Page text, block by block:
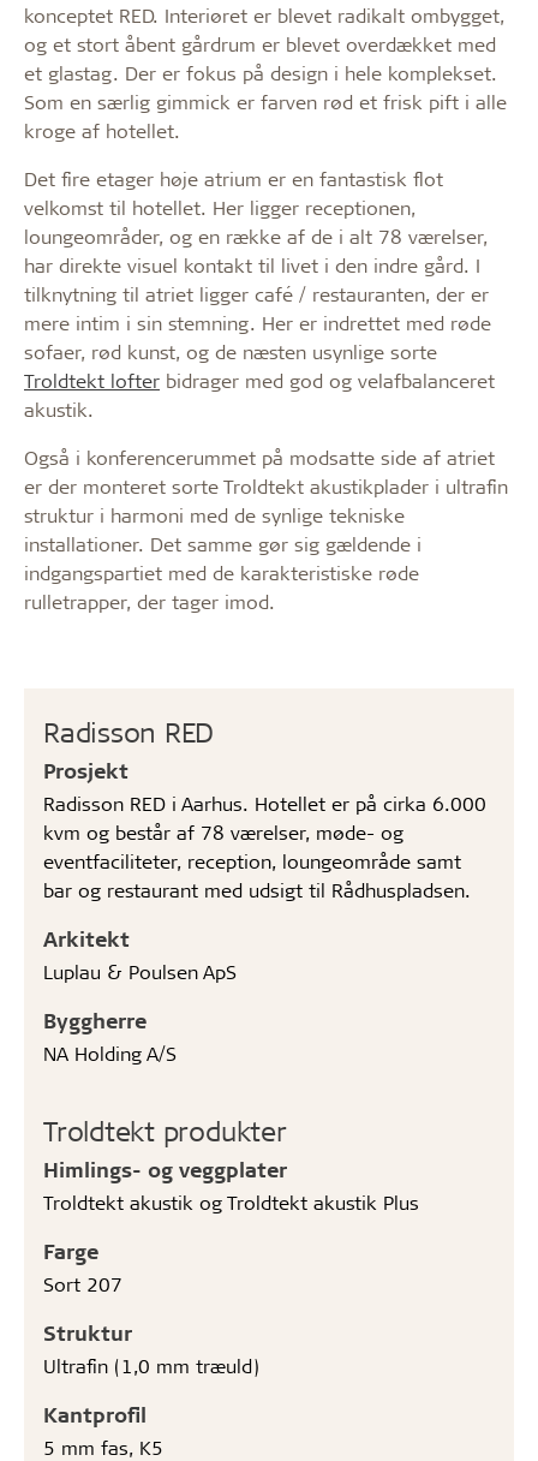
Radisson RED
Prosjekt
Radisson RED i Aarhus. Hotellet er på cirka 6.000
kvm og består af 78 værelser, møde- og
eventfaciliteter, reception, loungeområde samt
bar og restaurant med udsigt til Rådhuspladsen.
Arkitekt
Luplau & Poulsen ApS
Byggherre
NA Holding A/S
Troldtekt produkter
Himlings- og veggplater
Troldtekt akustik og Troldtekt akustik Plus
Farge
Sort 207
Struktur
Ultrafin (1,0 mm træuld)
Kantprofil
5 mm fas, K5
konceptet RED. Interiøret er blevet radikalt ombygget,
og et stort åbent gårdrum er blevet overdækket med
et glastag. Der er fokus på design i hele komplekset.
Som en særlig gimmick er farven rød et frisk pift i alle
kroge af hotellet.
Det fire etager høje atrium er en fantastisk flot
velkomst til hotellet. Her ligger receptionen,
loungeområder, og en række af de i alt 78 værelser,
har direkte visuel kontakt til livet i den indre gård. I
tilknytning til atriet ligger café / restauranten, der er
mere intim i sin stemning. Her er indrettet med røde
sofaer, rød kunst, og de næsten usynlige sorte
Troldtekt lofter bidrager med god og velafbalanceret
akustik.
Også i konferencerummet på modsatte side af atriet
er der monteret sorte Troldtekt akustikplader i ultrafin
struktur i harmoni med de synlige tekniske
installationer. Det samme gør sig gældende i
indgangspartiet med de karakteristiske røde
rulletrapper, der tager imod.